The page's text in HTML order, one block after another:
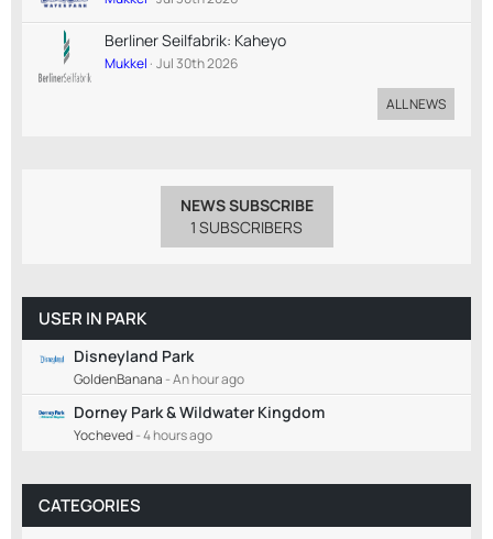
Berliner Seilfabrik: Kaheyo
Mukkel Jul 30th 2026
ALL NEWS
NEWS SUBSCRIBE
1 SUBSCRIBERS
USER IN PARK
Disneyland Park
GoldenBanana -An hour ago
Dorney Park & Wildwater Kingdom
Yocheved-4 hours ago
CATEGORIES